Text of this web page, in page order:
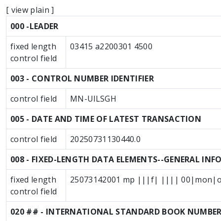
[ view plain ]
MARC details
000 -LEADER
fixed length
control field
03415 a2200301 4500
003 - CONTROL NUMBER IDENTIFIER
control field
MN-UlLSGH
005 - DATE AND TIME OF LATEST TRANSACTION
control field
20250731130440.0
008 - FIXED-LENGTH DATA ELEMENTS--GENERAL
fixed length
control field
25073142001 mp |||f| ||||
020 ## - INTERNATIONAL STANDARD BOOK NUMBER